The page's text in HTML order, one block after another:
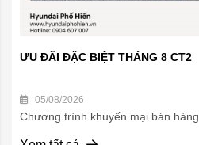
ƯU ĐÃI ĐẶC BIỆT THÁNG 8 CT2
05/08/2026
Chương trình khuyến mại bán hàng